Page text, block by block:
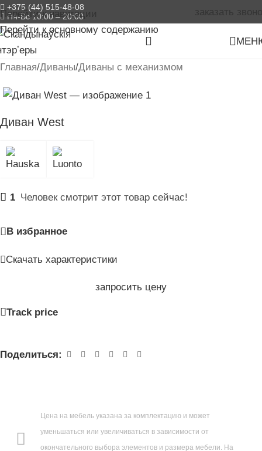
Перейти к навигации
Перейти к основному содержанию
+375 (44) 515-48-08
Пн-Вс 10:00 – 20:00
заказать
Главная/Диваны/Диваны с механизмом
Диван West
1 Человек смотрит этот товар сейчас!
В избранное
Скачать характеристики
запросить цену
Track price
Поделиться:
Цена на мебель указана за комплектацию и может
уменьшаться или увеличиваться в зависимости от
окончательного выбора элементов и размера мебели. На